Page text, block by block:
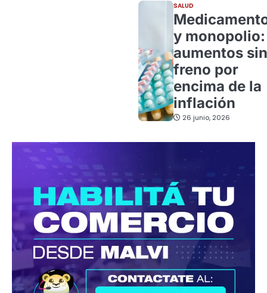
SALUD
y monopolio:
aumentos sin
freno por
encima de la
inflación
26 junio, 2026